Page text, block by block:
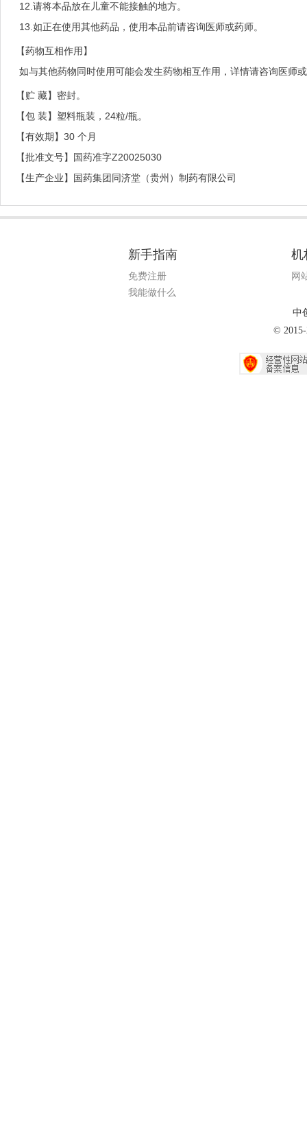
12.请将本品放在儿童不能接触的地方。
13.如正在使用其他药品，使用本品前请咨询医师或药师。
【药物互相作用】
如与其他药物同时使用可能会发生药物相互作用，详情请咨询医师
【贮 藏】 密封。
【包 装】 塑料瓶装，24粒/瓶。
【有效期】 30 个月
【批准文号】
国药准字Z20025030
【生产企业】
国药集团同济堂（贵州）制药有限公司
新手指南
免费注册
我能做什么
机
网
中
©